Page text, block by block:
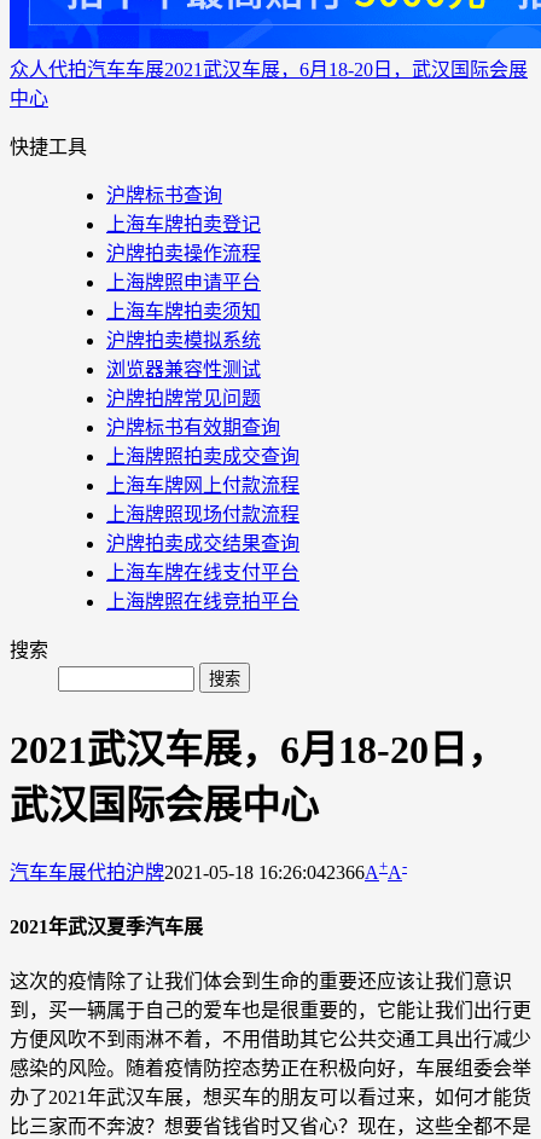
众人代拍汽车车展2021武汉车展，6月18-20日，武汉国际会展
中心
快捷工具
沪牌标书查询
上海车牌拍卖登记
沪牌拍卖操作流程
上海牌照申请平台
上海车牌拍卖须知
沪牌拍卖模拟系统
浏览器兼容性测试
沪牌拍牌常见问题
沪牌标书有效期查询
上海牌照拍卖成交查询
上海车牌网上付款流程
上海牌照现场付款流程
沪牌拍卖成交结果查询
上海车牌在线支付平台
上海牌照在线竞拍平台
搜索
2021武汉车展，6月18-20日，
武汉国际会展中心
汽车车展代拍沪牌2021-05-18 16:26:042366A+A-
2021年武汉夏季汽车展
这次的疫情除了让我们体会到生命的重要还应该让我们意识
到，买一辆属于自己的爱车也是很重要的，它能让我们出行更
方便风吹不到雨淋不着，不用借助其它公共交通工具出行减少
感染的风险。随着疫情防控态势正在积极向好，车展组委会举
办了2021年武汉车展，想买车的朋友可以看过来，如何才能货
比三家而不奔波？想要省钱省时又省心？现在，这些全都不是